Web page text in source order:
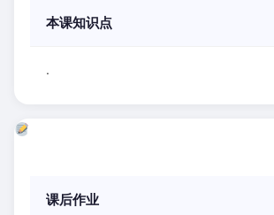
本课知识点
.
课后作业